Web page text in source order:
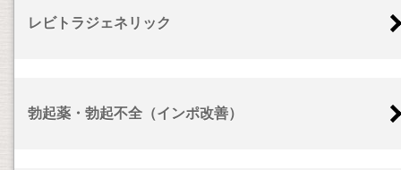
レビトラジェネリック
勃起薬・勃起不全（インポ改善）